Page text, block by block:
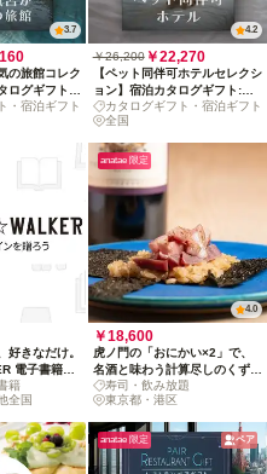
3.7
の旅館コレク
ログギフト:
〜
・宿泊ギフト
4.2
￥26,200￥22,270
【ペット同伴可ホテルセレクシ
ョン】宿泊カタログギフト:
140+施設〜
カタログギフト・宿泊ギフト
全国
好きなだけ。
電子書籍コ
籍
全国
anatae 限定
4.0
￥18,600
虎ノ門の「おにかい×2」で、
名酒と味わう計算尽しのくずし
鮨寿司・飲み放題
東京都・港区
anatae 限定 ペア